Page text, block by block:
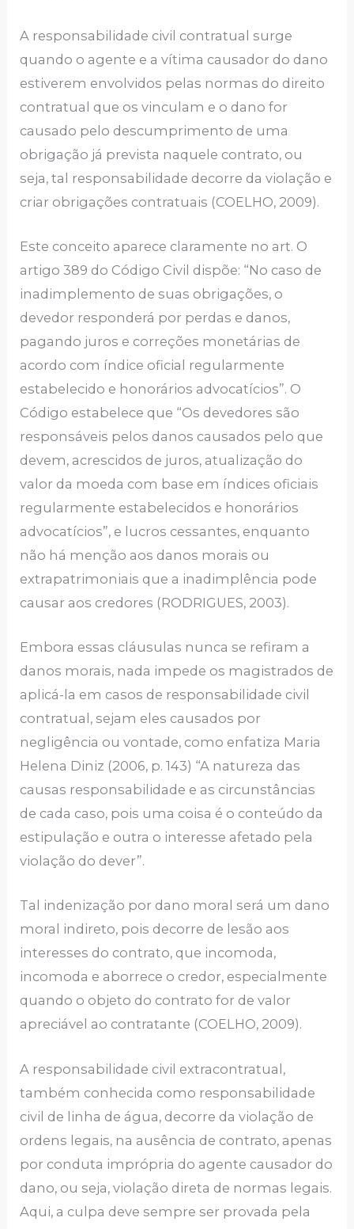
A responsabilidade civil contratual surge
quando o agente e a vítima causador do dano
estiverem envolvidos pelas normas do direito
contratual que os vinculam e o dano for
causado pelo descumprimento de uma
obrigação já prevista naquele contrato, ou
seja, tal responsabilidade decorre da violação e
criar obrigações contratuais (COELHO, 2009).
Este conceito aparece claramente no art. O
artigo 389 do Código Civil dispõe: “No caso de
inadimplemento de suas obrigações, o
devedor responderá por perdas e danos,
pagando juros e correções monetárias de
acordo com índice oficial regularmente
estabelecido e honorários advocatícios”. O
Código estabelece que “Os devedores são
responsáveis ​​pelos danos causados ​​pelo que
devem, acrescidos de juros, atualização do
valor da moeda com base em índices oficiais
regularmente estabelecidos e honorários
advocatícios”, e lucros cessantes, enquanto
não há menção aos danos morais ou
extrapatrimoniais que a inadimplência pode
causar aos credores (RODRIGUES, 2003).
Embora essas cláusulas nunca se refiram a
danos morais, nada impede os magistrados de
aplicá-la em casos de responsabilidade civil
contratual, sejam eles causados ​​por
negligência ou vontade, como enfatiza Maria
Helena Diniz (2006, p. 143) “A natureza das
causas responsabilidade e as circunstâncias
de cada caso, pois uma coisa é o conteúdo da
estipulação e outra o interesse afetado pela
violação do dever”.
Tal indenização por dano moral será um dano
moral indireto, pois decorre de lesão aos
interesses do contrato, que incomoda,
incomoda e aborrece o credor, especialmente
quando o objeto do contrato for de valor
apreciável ao contratante (COELHO, 2009).
A responsabilidade civil extracontratual,
também conhecida como responsabilidade
civil de linha de água, decorre da violação de
ordens legais, na ausência de contrato, apenas
por conduta imprópria do agente causador do
dano, ou seja, violação direta de normas legais.
Aqui, a culpa deve sempre ser provada pela